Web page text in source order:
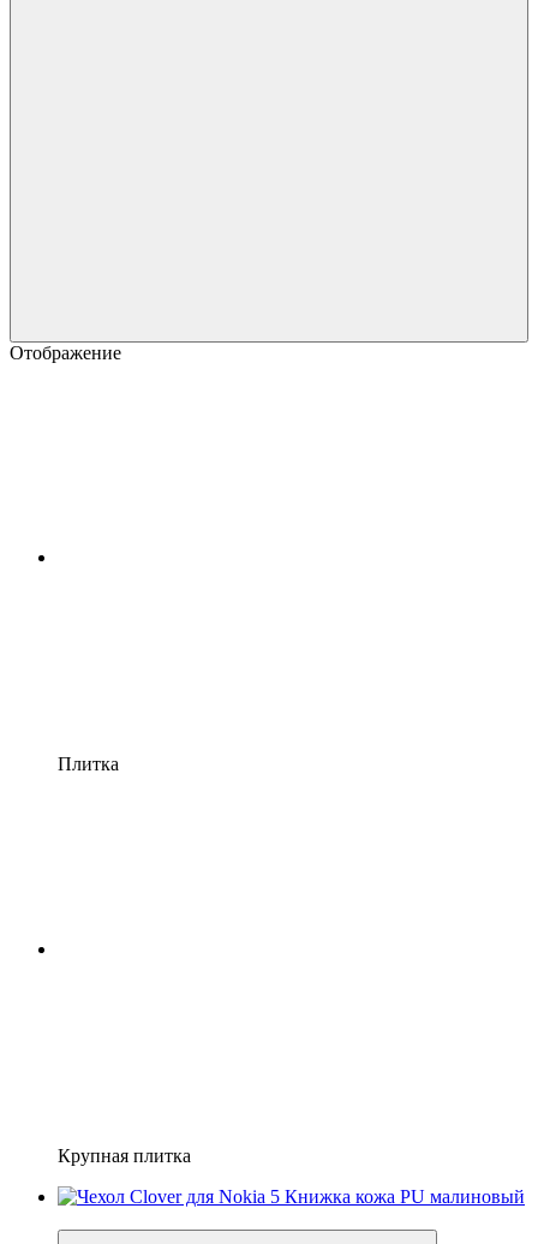
Отображение
Плитка
Крупная плитка